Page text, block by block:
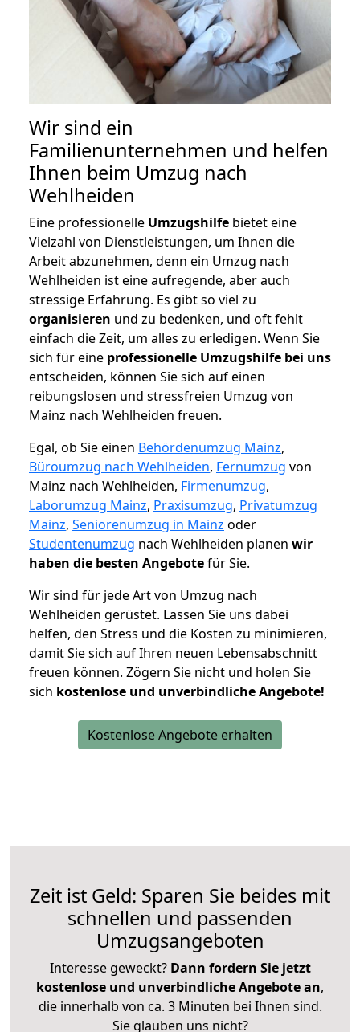
Wir sind ein
Familienunternehmen und helfen
Ihnen beim Umzug nach
Wehlheiden
Eine professionelle Umzugshilfe bietet eine
Vielzahl von Dienstleistungen, um Ihnen die
Arbeit abzunehmen, denn ein Umzug nach
Wehlheiden ist eine aufregende, aber auch
stressige Erfahrung. Es gibt so viel zu
organisieren und zu bedenken, und oft fehlt
einfach die Zeit, um alles zu erledigen. Wenn Sie
sich für eine professionelle Umzugshilfe bei uns
entscheiden, können Sie sich auf einen
reibungslosen und stressfreien Umzug von
Mainz nach Wehlheiden freuen.
Egal, ob Sie einen Behördenumzug Mainz,
Büroumzug nach Wehlheiden, Fernumzug von
Mainz nach Wehlheiden, Firmenumzug,
Laborumzug Mainz, Praxisumzug, Privatumzug
Mainz, Seniorenumzug in Mainz oder
Studentenumzug nach Wehlheiden planen wir
haben die besten Angebotefür Sie.
Wir sind für jede Art von Umzug nach
Wehlheiden gerüstet. Lassen Sie uns dabei
helfen, den Stress und die Kosten zu minimieren,
damit Sie sich auf Ihren neuen Lebensabschnitt
freuen können. Zögern Sie nicht und holen Sie
sich kostenlose und unverbindliche Angebote!
Kostenlose Angebote erhalten
Zeit ist Geld: Sparen Sie beides mit
schnellen und passenden
Umzugsangeboten
Interesse geweckt? Dann fordern Sie jetzt
kostenlose und unverbindliche Angebote an,
die innerhalb von ca. 3 Minuten bei Ihnen sind.
Sie glauben uns nicht?